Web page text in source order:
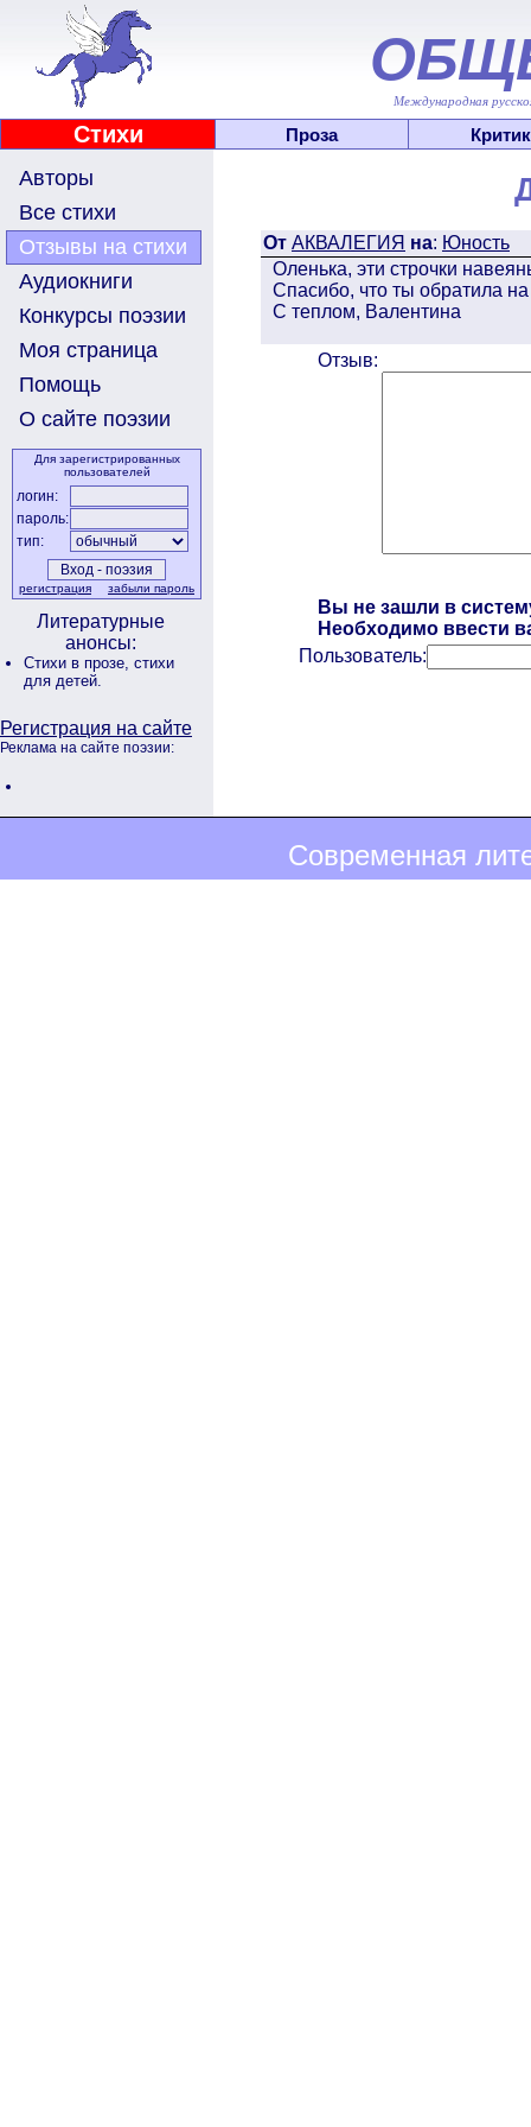
Международная
Стихи Проза
Авторы
Все стихи
Отзывы на стихи
Аудиокниги
Конкурсы поэзии
Моя страница
Помощь
О сайте поэзии
Для зарегистрированных
пользователей
логин:
пароль:
тип:
регистрация забыли пароль
Литературные
анонсы:
Стихи в прозе, стихи
для детей.
Регистрация на сайте
Реклама на сайте поэзии:
От АКВАЛЕГИЯ на: Юность
Оленька, эти строчки
Спасибо, что ты обратила
С теплом, Валентина
Отзыв:
Вы не зашли в
Необходимо ввести
Пользователь:
Современная